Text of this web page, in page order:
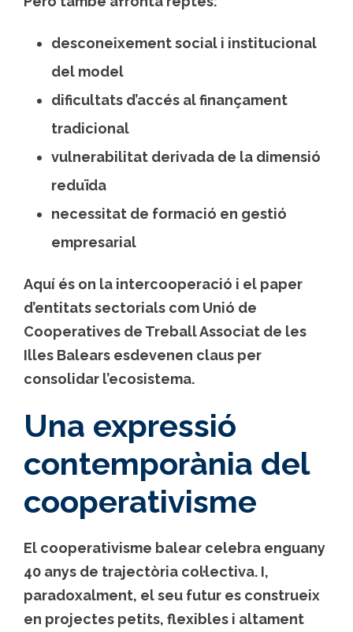
desconeixement social i institucional
del model
dificultats d’accés al finançament
tradicional
vulnerabilitat derivada de la dimensió
reduïda
necessitat de formació en gestió
empresarial
Aquí és on la intercooperació i el paper
d’entitats sectorials com Unió de
Cooperatives de Treball Associat de les
Illes Balears esdevenen claus per
consolidar l’ecosistema.
Una expressió
contemporània del
cooperativisme
El cooperativisme balear celebra enguany
40 anys de trajectòria col·lectiva. I,
paradoxalment, el seu futur es construeix
en projectes petits, flexibles i altament